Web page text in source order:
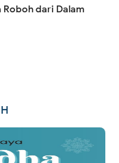
Roboh dari Dalam